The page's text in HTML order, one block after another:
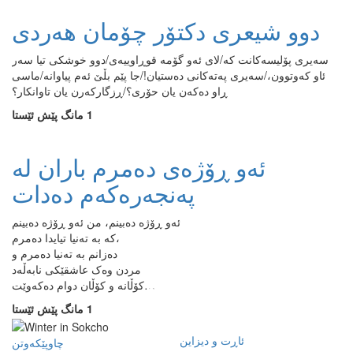
دوو شیعری دکتۆر چۆمان هەردی
سەیری پۆلیسەکانت کە/لای ئەو گۆمە قوڕاوییەی/دوو خوشکی تیا سەر
ئاو کەوتوون،/سەیری پەتەکانی دەستیان!/جا پێم بڵێ ئەم پیاوانە/ماسی
ڕاو دەکەن یان حۆری؟/ڕزگارکەرن یان تاوانکار؟
1 مانگ پێش ئێستا
ئەو ڕۆژەی دەمرم باران لە
پەنجەرەکەم دەدات
ئەو ڕۆژە دەبینم، من ئەو ڕۆژە دەبینم
کە بە تەنیا تیایدا دەمرم،
دەزانم بە تەنیا دەمرم و
مردن وەک عاشقێکی نابەڵەد
کۆڵانە و کۆڵان دوام دەکەوێت…
1 مانگ پێش ئێستا
چاوپێکەوتن ئاڕت و دیزاین